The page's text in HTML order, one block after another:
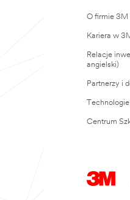
O firmie 3M
Kariera w
Relacje
angielski)
Partnerzy i
Technologie
Centrum